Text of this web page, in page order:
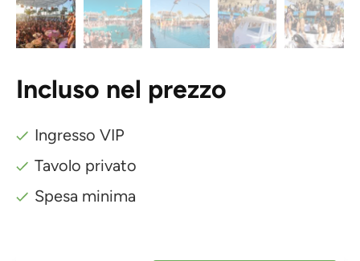
Incluso nel prezzo
Ingresso VIP
Tavolo privato
Spesa minima